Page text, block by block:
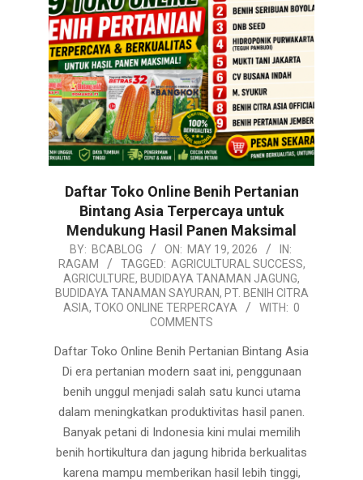
Daftar Toko Online Benih Pertanian
Bintang Asia Terpercaya untuk
Mendukung Hasil Panen Maksimal
2026-
05-
19
BY: BCABLOG ON: MAY 19, 2026
IN:
RAGAM
TAGGED: AGRICULTURAL SUCCESS,
AGRICULTURE, BUDIDAYA TANAMAN JAGUNG,
BUDIDAYA TANAMAN SAYURAN, PT. BENIH CITRA
ASIA, TOKO ONLINE TERPERCAYA WITH: 0
COMMENTS
Daftar Toko Online Benih Pertanian Bintang Asia
Di era pertanian modern saat ini, penggunaan
benih unggul menjadi salah satu kunci utama
dalam meningkatkan produktivitas hasil panen.
Banyak petani di Indonesia kini mulai memilih
benih hortikultura dan jagung hibrida berkualitas
karena mampu memberikan hasil lebih tinggi,